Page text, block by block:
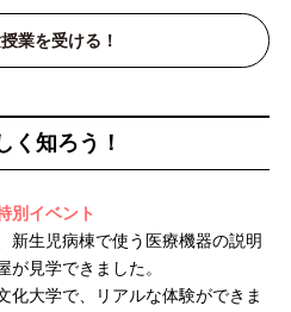
業を受ける！
く知ろう！
別イベント
新生児病棟で使う医療機器の説明
見学できました。
化大学で、リアルな体験ができま